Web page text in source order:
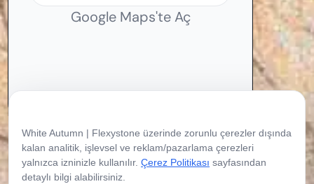
Google Maps'te Aç
White Autumn | Flexystone üzerinde zorunlu çerezler dışında
kalan analitik, işlevsel ve reklam/pazarlama çerezleri
yalnızca izninizle kullanılır. Çerez Politikası sayfasından
detaylı bilgi alabilirsiniz.